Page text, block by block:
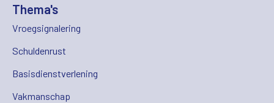
Thema's
Vroegsignalering
Schuldenrust
Basisdienstverlening
Vakmanschap